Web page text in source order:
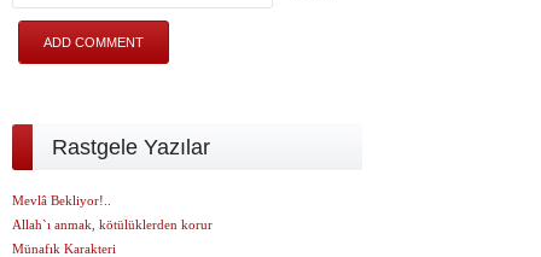
Rastgele Yazılar
Mevlâ Bekliyor!..
Allah`ı anmak, kötülüklerden korur
Münafık Karakteri